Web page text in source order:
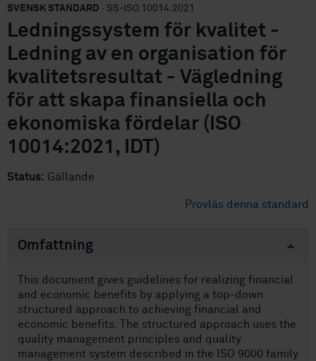
SVENSK STANDARD · SS-ISO 10014:2021
Ledningssystem för kvalitet -
Ledning av en organisation för
kvalitetsresultat - Vägledning
för att skapa finansiella och
ekonomiska fördelar (ISO
10014:2021, IDT)
Status: Gällande
Provläs denna standard
Omfattning
This document gives guidelines for realizing financial
and economic benefits by applying a top-down
structured approach to achieving financial and
economic benefits. The structured approach uses the
quality management principles and quality
management system described in the ISO 9000 family